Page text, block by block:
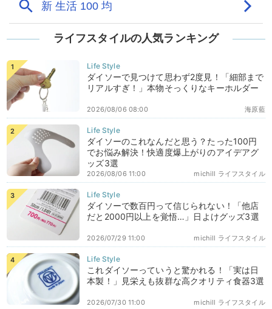
ライフスタイルの人気ランキング
ダイソーで見つけて思わず2度見！「細部まで
リアルすぎ！」本物そっくりなキーホルダー
海原藍
2026/08/06 08:00
ダイソーのこれなんだと思う？たった100円
でお悩み解決！快適度爆上がりのアイデアグ
ッズ3選
michill ライフスタイル
2026/08/06 11:00
ダイソーで数百円って信じられない！「他店
だと2000円以上を覚悟…」日よけグッズ3選
michill ライフスタイル
2026/07/29 11:00
これダイソーっていうと驚かれる！「実は日
本製！」見栄えも抜群な高クオリティ食器3選
michill ライフスタイル
2026/07/30 11:00